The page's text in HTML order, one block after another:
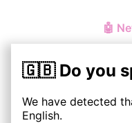
🇬🇧 Do you
We have detected
English.
🤖
©